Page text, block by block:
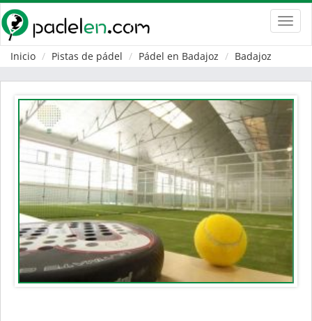
Inicio
Pistas de pádel Pádel en Badajoz Badajoz